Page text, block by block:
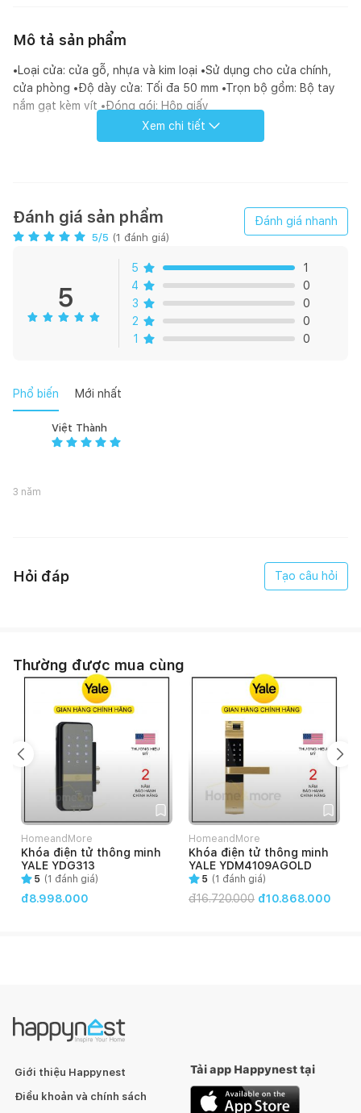
Mô tả sản phẩm
•Loại cửa: cửa gỗ, nhựa và kim loại •Sử dụng cho cửa chính,
cửa phòng •Độ dày cửa: Tối đa 50 mm •Trọn bộ gồm: Bộ tay
nắm gạt kèm vít •Đóng gói: Hộp giấy
Xem chi tiết
Đánh giá sản phẩm
5/5 (1 đánh giá)
Đánh giá nhanh
5
5
1
4
0
3
0
2
0
1
0
Phổ biến Mới nhất
Việt Thành
3 năm
Hỏi đáp Tạo câu hỏi
Thường được mua cùng
HomeandMore
Khóa điện tử thông minh
YALE YDG313
5 (1 đánh giá)
đ8.998.000
HomeandMore
Khóa điện tử thông minh
YALE YDM4109AGOLD
5 (1 đánh giá)
đ16.720.000 đ10.868.000
Giới thiệu Happynest
Điều khoản và chính sách
Tải app Happynest tại